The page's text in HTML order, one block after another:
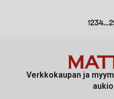
tuotteen
1234…
Verkkokaupan ja